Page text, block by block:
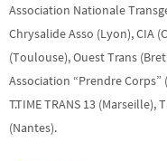
Association Nationale
Chrysalide Asso (Lyon), CIA
(Toulouse), Ouest Trans
Association “Prendre
T.TIME TRANS 13 (Marseille),
(Nantes).